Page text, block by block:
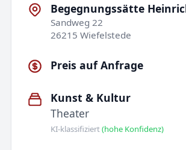
Begegnungssätte
Sandweg 22
26215 Wiefelstede
Preis auf Anfrage
Kunst & Kultur
Theater
KI-klassifiziert(hohe Konfidenz)